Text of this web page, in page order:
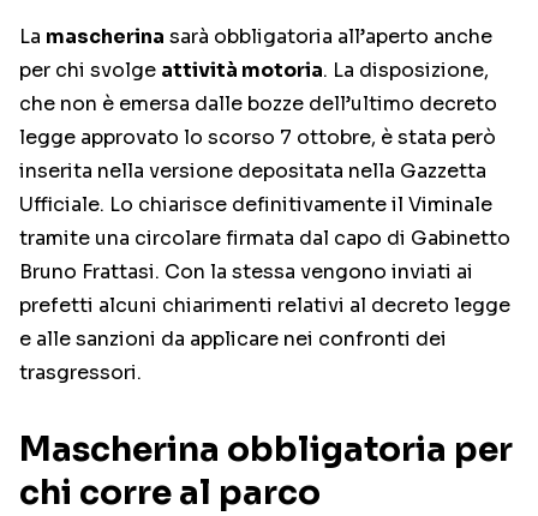
La mascherina sarà obbligatoria all’aperto anche
per chi svolge attività motoria. La disposizione,
che non è emersa dalle bozze dell’ultimo decreto
legge approvato lo scorso 7 ottobre, è stata però
inserita nella versione depositata nella Gazzetta
Ufficiale. Lo chiarisce definitivamente il Viminale
tramite una circolare firmata dal capo di Gabinetto
Bruno Frattasi. Con la stessa vengono inviati ai
prefetti alcuni chiarimenti relativi al decreto legge
e alle sanzioni da applicare nei confronti dei
trasgressori.
Mascherina obbligatoria per
chi corre al parco